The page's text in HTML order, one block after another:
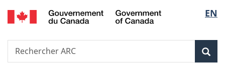
Passer
au
Passer
à
Passer
à
de
la
EN
Recherche
Rechercher
ARC